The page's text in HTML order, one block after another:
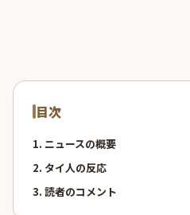
目次
1. ニュースの概要
2. タイ人の反応
3. 読者のコメント